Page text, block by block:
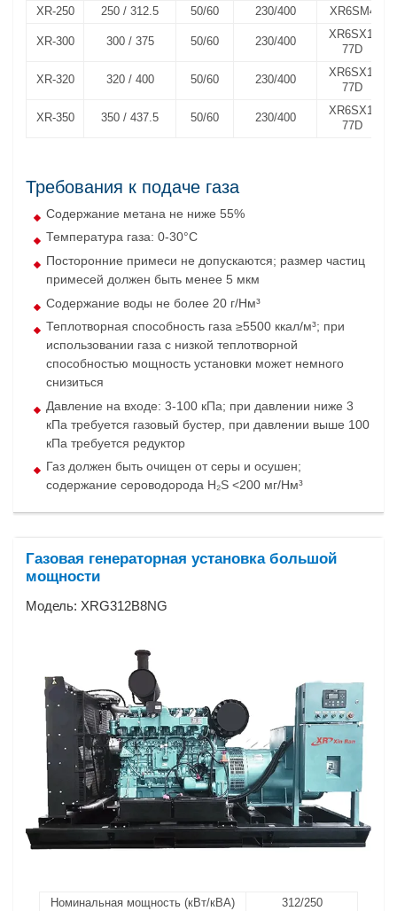
XR-250 250 / 312.5 50/60 230/400 XR6SM4
XR-300 300 / 375 50/60 230/400
XR6SX1-
77D
XR-320 320 / 400 50/60 230/400
XR6SX1-
77D
XR-350 350 / 437.5 50/60 230/400
XR6SX1-
77D
Требования к подаче газа
Содержание метана не ниже 55%
Температура газа: 0-30°C
Посторонние примеси не допускаются; размер частиц
примесей должен быть менее 5 мкм
Содержание воды не более 20 г/Нм³
Теплотворная способность газа ≥5500 ккал/м³; при
использовании газа с низкой теплотворной
способностью мощность установки может немного
снизиться
Давление на входе: 3-100 кПа; при давлении ниже 3
кПа требуется газовый бустер, при давлении выше 100
кПа требуется редуктор
Газ должен быть очищен от серы и осушен;
содержание сероводорода H₂S <200 мг/Нм³
Газовая генераторная установка большой
мощности
Модель: XRG312B8NG
Номинальная мощность (кВт/кВА)
312/250